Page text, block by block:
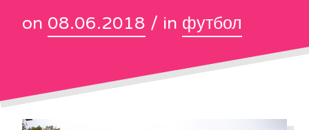
on 08.06.2018 / in футбол